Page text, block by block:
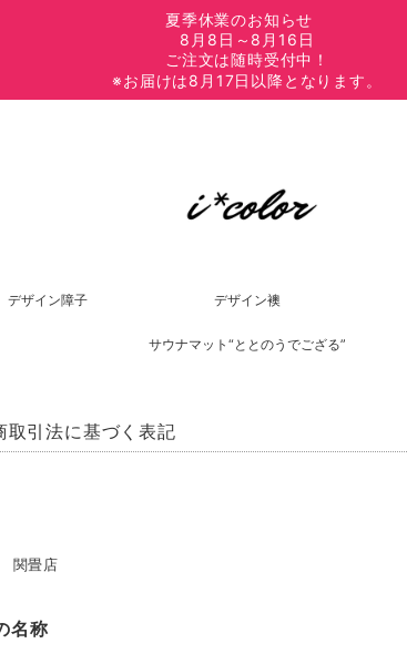
夏季休業のお知らせ
8月8日～8月16日
ご注文は随時受付中！
※お届けは8月17日以降となります。
デザイン障子 デザイン襖
サウナマット“ととのうでござる”
取引法に基づく表記
関畳店
名称